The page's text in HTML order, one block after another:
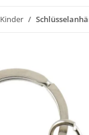
Kinder